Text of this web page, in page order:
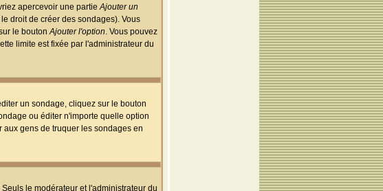
apercevoir une partieAjouter un
droit de créer des sondages). Vous
le boutonAjouter l'option. Vous pouvez
limite est fixée par l'administrateur du
un sondage, cliquez sur le bouton
ou éditer n'importe quelle option
gens de truquer les sondages en
le modérateur et l'administrateur du